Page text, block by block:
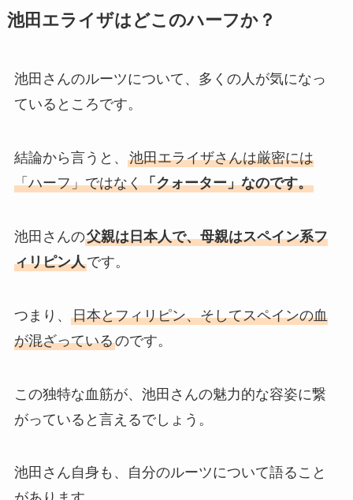
池田エライザはどこのハーフか？
池田さんのルーツについて、多くの人が気になっ
ているところです。
結論から言うと、 池田エライザさんは厳密には
「ハーフ」ではなく「クォーター」なのです。
池田さんの父親は日本人で、母親はスペイン系フ
ィリピン人です。
つまり、 日本とフィリピン、そしてスペインの血
が混ざっているのです。
この独特な血筋が、池田さんの魅力的な容姿に繋
がっていると言えるでしょう。
池田さん自身も、自分のルーツについて語ること